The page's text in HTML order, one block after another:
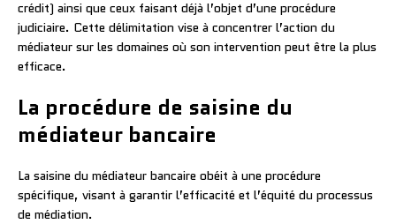
crédit) ainsi que ceux faisant déjà l’objet d’une procédure
judiciaire. Cette délimitation vise à concentrer l’action du
médiateur sur les domaines où son intervention peut être la plus
efficace.
La procédure de saisine du
médiateur bancaire
La saisine du médiateur bancaire obéit à une procédure
spécifique, visant à garantir l’efficacité et l’équité du processus
de médiation.